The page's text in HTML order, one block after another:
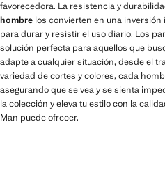
favorecedora. La resistencia y
hombre los convierten en una
para durar y resistir el uso diario. Los
solución perfecta para aquellos que
adapte a cualquier situación, desde el
variedad de cortes y colores, cada
asegurando que se vea y se sienta
la colección y eleva tu estilo con la
Man puede ofrecer.